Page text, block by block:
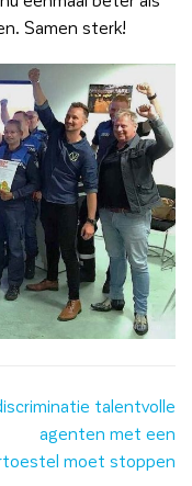
Samen sterk!
talentvolle
agenten met een
moet stoppen